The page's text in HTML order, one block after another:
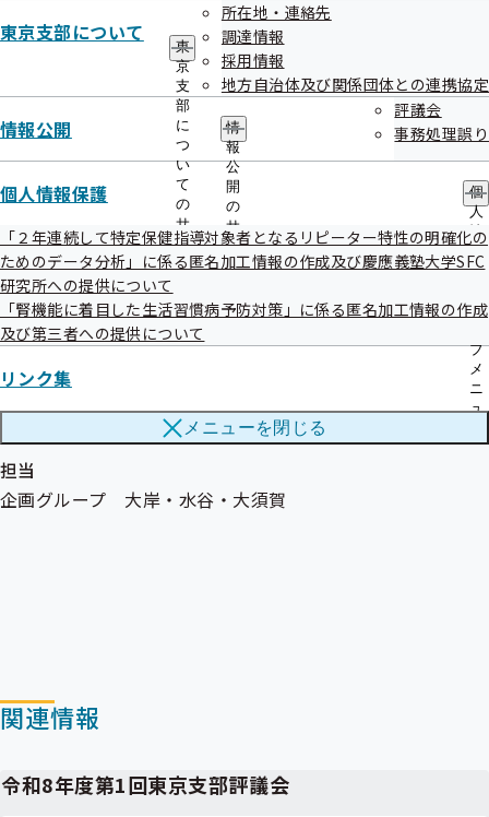
東京支部について
東
京
支
部
に
つ
い
て
の
サ
ブ
メ
ュ
ー
所在地・連絡先
調達情報
採用情報
地方自治体及び関係団体との連携協定
情報公開
情
報
公
開
の
サ
ブ
メ
ュ
評議会
事務処理誤り
個人情報保護
個
人
情
報
保
の
ブ
メ
ニ
ュ
「２年連続して特定保健指導対象者となるリピーター特性の明確化の
ためのデータ分析」に係る匿名加工情報の作成及び慶應義塾大学SFC
研究所への提供について
「腎機能に着目した生活習慣病予防対策」に係る匿名加工情報の作成
及び第三者への提供について
リンク集
メニューを閉じる
携帯電話等、音の出る機器については、音が出ないよ
うにしてください。
静粛を旨とし、会議の妨害となるような行為は慎んでく
ださい。
会議での言論に対する賛否の表明や拍手をしたりする
ことはできません。
写真撮影やビデオカメラ等の使用は、職員の指示に
従ってください。（撮影ができるのは、会議の議事が開
始されるまでです。）
やむを得ない場合を除き、会議中の入退出は慎んでくだ
さい。
その他、職員の指示に従うようお願いいたします。
これらをお守りいただけない場合は、退場していただ
担当
企画グループ 大岸・水谷・大須賀
関連情報
令和8年度第1回東京支部評議会